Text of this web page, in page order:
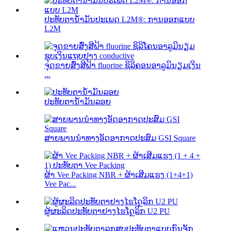
ປະທັບຕານ້ຳມັນປະເພດ L2M®: ການອອກແບບ
L2M
ຈຸດຂາຍສົ່ງສີຟ້າ fluorine ຊິລິຄອນອາລູມິນຽມເງິນ
...
ປະທັບຕານ້ຳມັນລອຍ
ສາຍພານນຳທາງອັດອາກາດປະສົມ GSI Square
ຜ້າ Vee Packing NBR + ຜ້າເສີມແຮງ (1+4+1)
Vee Pac...
ຜູ້ຜະລິດປະທັບຕາຢາງໄຮໂດຼລິກ U2 PU